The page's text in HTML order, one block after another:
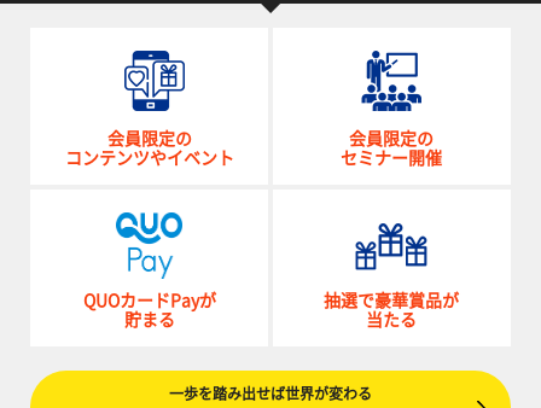
会員限定の
コンテンツやイベント
会員限定の
セミナー開催
QUOカードPayが
貯まる
抽選で豪華賞品が
当たる
一歩を踏み出せば世界が変わる